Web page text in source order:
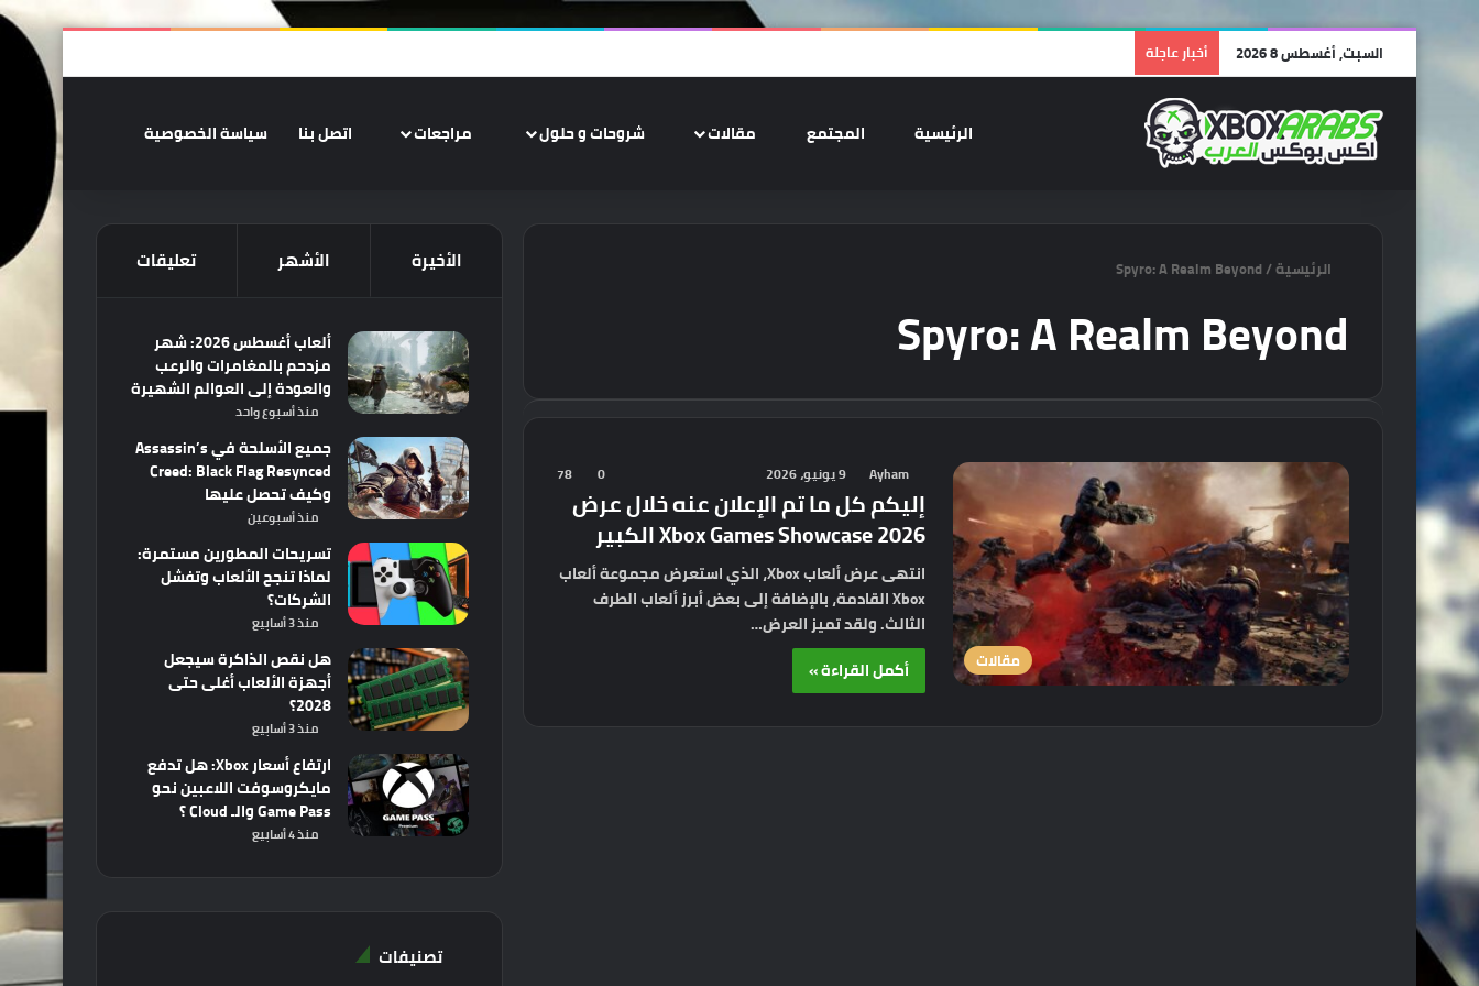
السبت, أغسطس 8 2026 أخبار عاجلة ملخص الموقع RSS
تسجيل
الرئيسية المجتمع مقالات شروحات و حلول مراجعات اتصل بنا سياسة الخصوصية الوضع
الرئيسية/
Spyro: A Realm Beyond
Spyro: A Realm Beyond
مقالات
Ayham 9 يونيو، 2026 0
78
إليكم كل ما تم الإعلان عنه خلال عرض
Xbox Games Showcase 2026 الكبير
انتهى عرض ألعاب Xbox، الذي استعرض مجموعة ألعاب
Xbox القادمة، بالإضافة إلى بعض أبرز ألعاب الطرف
الثالث. ولقد تميز العرض…
أكمل القراءة »
الأخيرة الأشهر تعليقات
ألعاب أغسطس 2026: شهر
مزدحم بالمغامرات والرعب
والعودة إلى العوالم الشهيرة
منذ أسبوع واحد
جميع الأسلحة في Assassin’s
Creed: Black Flag Resynced
وكيف تحصل عليها
منذ أسبوعين
تسريحات المطورين مستمرة:
لماذا تنجح الألعاب وتفشل
الشركات؟
منذ 3 أسابيع
هل نقص الذاكرة سيجعل
أجهزة الألعاب أغلى حتى
2028؟
منذ 3 أسابيع
ارتفاع أسعار Xbox: هل تدفع
مايكروسوفت اللاعبين نحو
Game Pass والـ Cloud ؟
منذ 4 أسابيع
تصنيفات